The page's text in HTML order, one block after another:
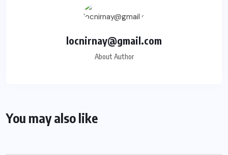
locnirnay@gmail.com
About Author
You may also like